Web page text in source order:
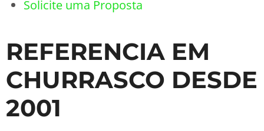
Solicite uma Proposta
REFERENCIA EM
CHURRASCO DESDE
2001